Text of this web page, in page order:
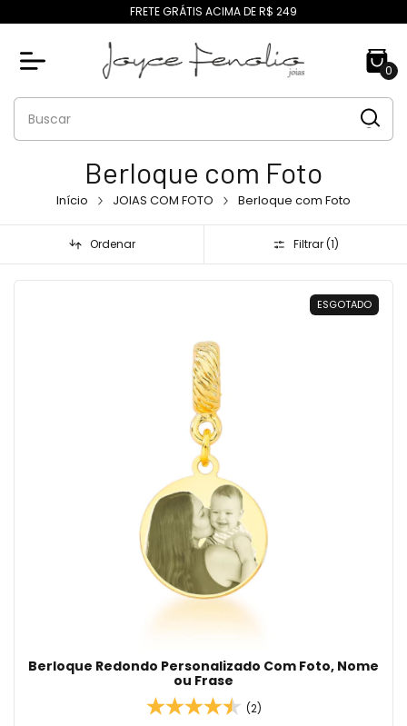
FRETE GRÁTIS ACIMA DE R$ 249
0
Berloque com Foto
Início JOIAS COM FOTO Berloque com Foto
Ordenar Filtrar (1)
ESGOTADO
Berloque Redondo Personalizado Com Foto, Nome
ou Frase
(2)